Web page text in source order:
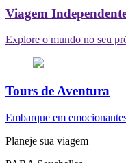
Viagem
Explore o mundo no seu
Tours de Aventura
Embarque em
Planeje sua viagem